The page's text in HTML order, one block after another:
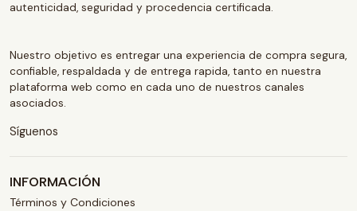
autenticidad, seguridad y procedencia certificada.
Nuestro objetivo es entregar una experiencia de compra segura,
confiable, respaldada y de entrega rapida, tanto en nuestra
plataforma web como en cada uno de nuestros canales
asociados.
Síguenos
INFORMACIÓN
Términos y Condiciones